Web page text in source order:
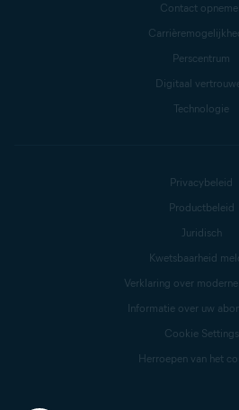
Contact
Perscentrum
Digitaal
Technologie
Privacybeleid
Productbeleid
Juridisch
Kwetsbaarheid
Verklaring over
Informatie over uw
Cookie Settings
Herroepen van het